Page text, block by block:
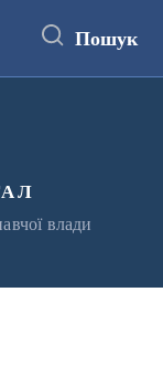
Пошук
влади